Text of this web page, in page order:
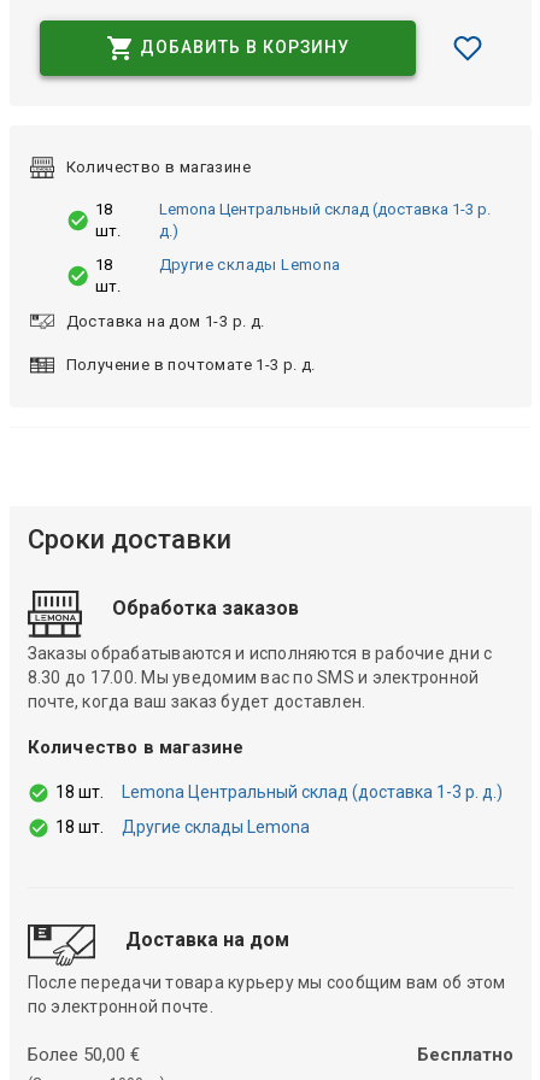
ДОБАВИТЬ В КОРЗИНУ
Количество в магазине
18
шт.
Lemona Центральный склад (доставка 1-3 р.
д.)
18
шт.
Другие склады Lemona
Доставка на дом 1-3 р. д.
Получение в почтомате 1-3 р. д.
Сроки доставки
Обработка заказов
Заказы обрабатываются и исполняются в рабочие дни с
8.30 до 17.00. Мы уведомим вас по SMS и электронной
почте, когда ваш заказ будет доставлен.
Количество в магазине
18 шт.
Lemona Центральный склад (доставка 1-3 р. д.)
18 шт.
Другие склады Lemona
Доставка на дом
После передачи товара курьеру мы сообщим вам об этом
по электронной почте.
Более 50,00 € Бесплатно